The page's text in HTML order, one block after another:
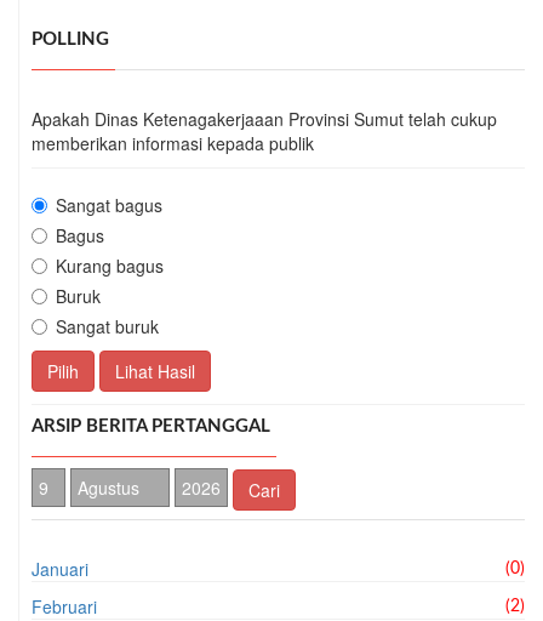
POLLING
Apakah Dinas Ketenagakerjaaan Provinsi Sumut telah cukup
memberikan informasi kepada publik
Sangat bagus
Bagus
Kurang bagus
Buruk
Sangat buruk
Pilih
Lihat Hasil
ARSIP BERITA PERTANGGAL
Cari
Januari (0)
Februari (2)